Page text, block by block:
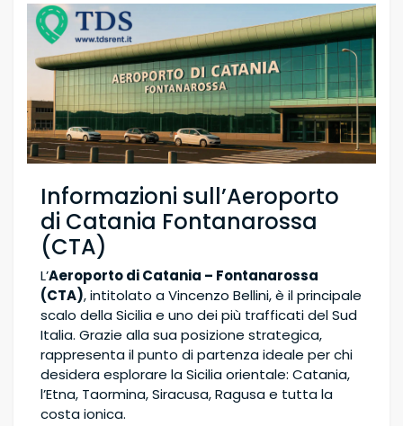
Informazioni sull’Aeroporto
di Catania Fontanarossa
(CTA)
L’Aeroporto di Catania – Fontanarossa
(CTA), intitolato a Vincenzo Bellini, è il principale
scalo della Sicilia e uno dei più trafficati del Sud
Italia. Grazie alla sua posizione strategica,
rappresenta il punto di partenza ideale per chi
desidera esplorare la Sicilia orientale: Catania,
l’Etna, Taormina, Siracusa, Ragusa e tutta la
costa ionica.